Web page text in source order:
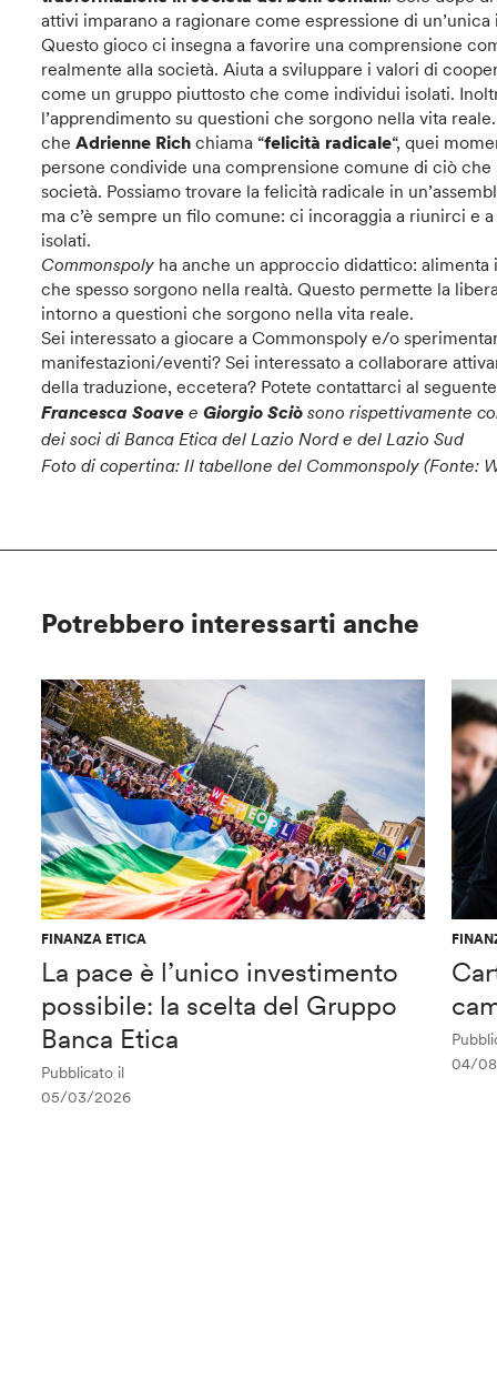
attivi imparano a ragionare come espressione di
Questo gioco ci insegna a favorire una comprensione
realmente alla società. Aiuta a sviluppare i valori di
come un gruppo piuttosto che come individui isolati.
l’apprendimento su questioni che sorgono nella vita
cheAdrienne Rich chiama “felicità radicale“, quei
persone condivide una comprensione comune di ciò
società. Possiamo trovare la felicità radicale in
ma c’è sempre un filo comune: ci incoraggia a riunirci
isolati.
Commonspoly ha anche un approccio didattico:
che spesso sorgono nella realtà. Questo permette la
intorno a questioni che sorgono nella vita reale.
Sei interessato a giocare a Commonspoly e/o
manifestazioni/eventi? Sei interessato a collaborare
della traduzione, eccetera? Potete contattarci al
Francesca Soave eGiorgio Sciò sono rispettivamente
dei soci di Banca Etica del Lazio Nord e del Lazio Sud
Foto di copertina: Il tabellone del Commonspoly (Fonte:
Potrebbero interessarti anche
FINANZA ETICA
La pace è l’unico investimento
possibile: la scelta del Gruppo
Banca Etica
Pubblicato il
05/03/2026
04/